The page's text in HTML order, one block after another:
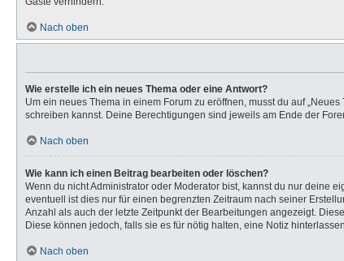
Nach oben
Wie erstelle ich ein neues Thema oder eine Antwort?
Um ein neues Thema in einem Forum zu eröffnen, musst du auf
schreiben kannst. Deine Berechtigungen sind jeweils am Ende der
Nach oben
Wie kann ich einen Beitrag bearbeiten oder löschen?
Wenn du nicht Administrator oder Moderator bist, kannst du nur deine
eventuell ist dies nur für einen begrenzten Zeitraum nach seiner
Anzahl als auch der letzte Zeitpunkt der Bearbeitungen angezeigt.
Diese können jedoch, falls sie es für nötig halten, eine Notiz
Nach oben